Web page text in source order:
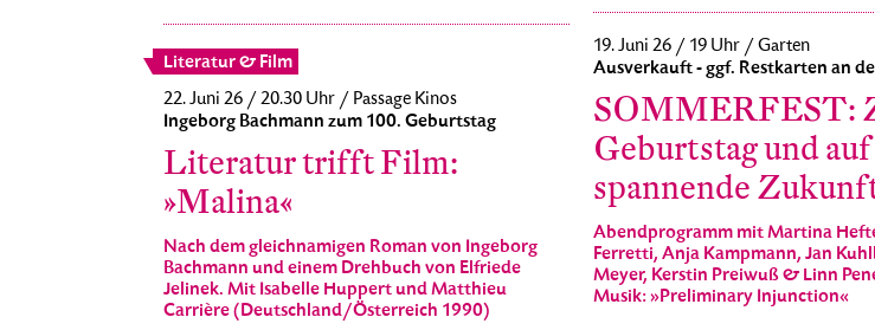
19. Juni 26 / 19 Uhr / Garten
Ausverkauft - ggf. Restkarten an
SOMMERFEST:
Geburtstag und
spannende
Abendprogramm mit Martina
Ferretti, Anja Kampmann, Jan
Meyer, Kerstin Preiwuß & Linn
Musik: »Preliminary Injunction«
Literatur & Film
22. Juni 26 / 20.30 Uhr / Passage Kinos
Ingeborg Bachmann zum 100. Geburtstag
Literatur trifft Film:
»Malina«
Nach dem gleichnamigen Roman von Ingeborg
Bachmann und einem Drehbuch von Elfriede
Jelinek. Mit Isabelle Huppert und Matthieu
Carrière (Deutschland/Österreich 1990)